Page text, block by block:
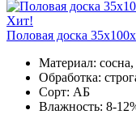
Хит!
Половая доска
Материал:
Обработка:
Сорт: АБ
Влажность: 8-